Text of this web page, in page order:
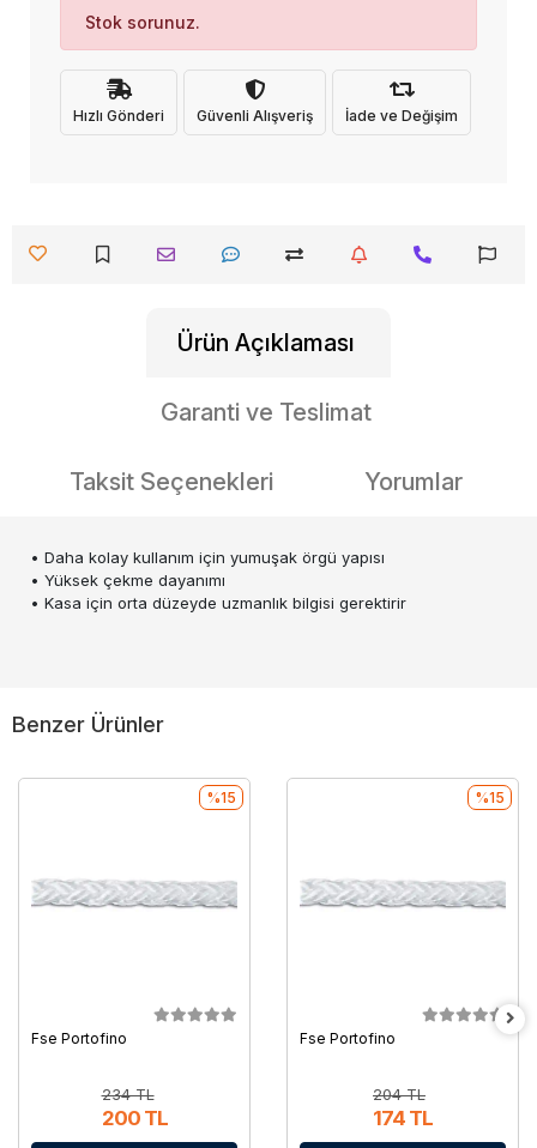
Stok sorunuz.
Hızlı Gönderi Güvenli Alışveriş İade ve Değişim
Ürün Açıklaması
Garanti ve Teslimat
Taksit Seçenekleri Yorumlar
• Daha kolay kullanım için yumuşak örgü yapısı
• Yüksek çekme dayanımı
• Kasa için orta düzeyde uzmanlık bilgisi gerektirir
Benzer Ürünler
Fse Portofino
234 TL
200 TL
%15
Fse Portofino
204 TL
174 TL
%15